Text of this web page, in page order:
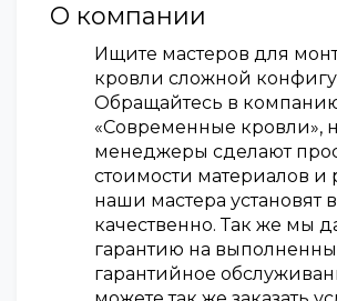
О компании
Ищите мастеров для
кровли сложной
Обращайтесь в
«Современные кровли»,
менеджеры сделают
стоимости материалов и
наши мастера установят
качественно. Так же мы
гарантию на
гарантийное